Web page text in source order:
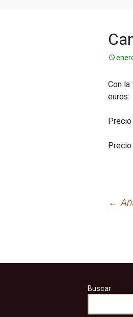
Con la
euros:
Precio
Precio
←
Buscar